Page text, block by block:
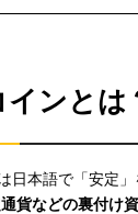
ンとは
日本語で「安定」
貨などの裏付け